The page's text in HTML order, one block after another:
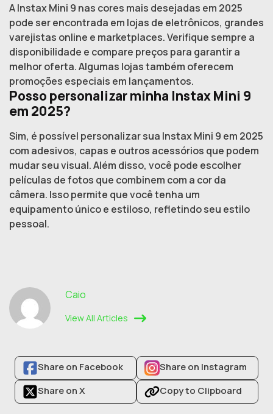
A Instax Mini 9 nas cores mais desejadas em 2025
pode ser encontrada em lojas de eletrônicos, grandes
varejistas online e marketplaces. Verifique sempre a
disponibilidade e compare preços para garantir a
melhor oferta. Algumas lojas também oferecem
promoções especiais em lançamentos.
Posso personalizar minha Instax Mini 9
em 2025?
Sim, é possível personalizar sua Instax Mini 9 em 2025
com adesivos, capas e outros acessórios que podem
mudar seu visual. Além disso, você pode escolher
películas de fotos que combinem com a cor da
câmera. Isso permite que você tenha um
equipamento único e estiloso, refletindo seu estilo
pessoal.
Caio
View All Articles
Share on Facebook
Share on Instagram
Share on X
Copy to Clipboard